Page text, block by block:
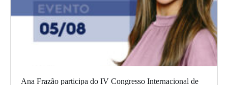
Ana Frazão participa do IV Congresso Internacional de